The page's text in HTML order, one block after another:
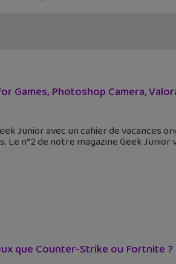
Games, Photoshop Camera,
Junior avec un cahier de vacances
n°2 de notre magazine Geek
que Counter-Strike ou Fortnite ?